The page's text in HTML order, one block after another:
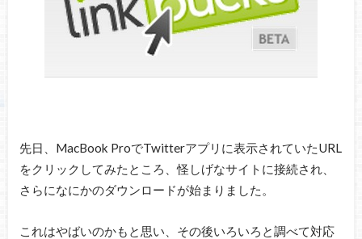
先日、MacBook ProでTwitterアプリに表示されていたURL
をクリックしてみたところ、怪しげなサイトに接続され、
さらになにかのダウンロードが始まりました。
これはやばいのかもと思い、その後いろいろと調べて対応